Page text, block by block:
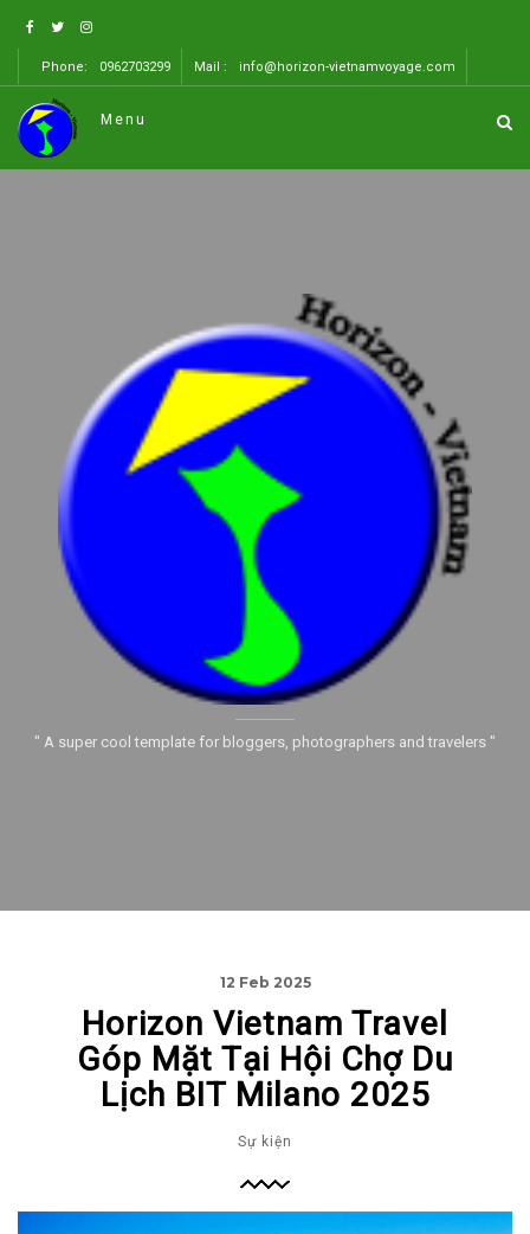
Phone: 0962703299 Mail : info@horizon-vietnamvoyage.com
Menu
" A super cool template for bloggers, photographers and travelers "
12 Feb 2025
Horizon Vietnam Travel
Góp Mặt Tại Hội Chợ Du
Lịch BIT Milano 2025
Sự kiện